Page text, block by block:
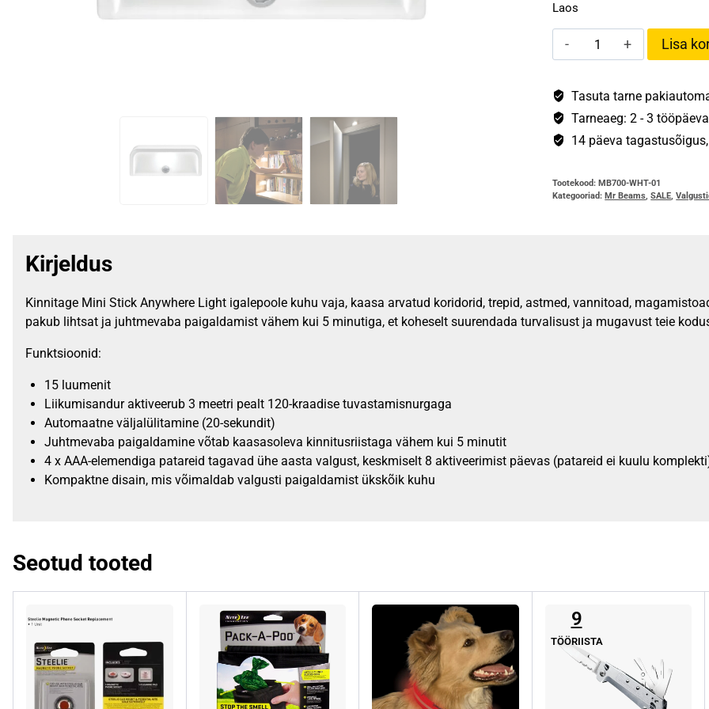
Laos
Mr
Beams®
Stick
Anywhere
Light
kogus
Lisa
Tasuta tarne
Tarneaeg: 2 - 3
14 päeva
Tootekood: MB700-WHT-01
Kategooriad: Mr Beams,SALE,
Kirjeldus
Kinnitage Mini Stick Anywhere Light igalepoole kuhu vaja, kaasa arvatud koridorid, trepid, astmed, vannitoad,
pakub lihtsat ja juhtmevaba paigaldamist vähem kui 5 minutiga, et koheselt suurendada turvalisust ja mugavust teie
Funktsioonid:
15 luumenit
Liikumisandur aktiveerub 3 meetri pealt 120-kraadise tuvastamisnurgaga
Automaatne väljalülitamine (20-sekundit)
Juhtmevaba paigaldamine võtab kaasasoleva kinnitusriistaga vähem kui 5 minutit
4 x AAA-elemendiga patareid tagavad ühe aasta valgust, keskmiselt 8 aktiveerimist päevas (patareid ei kuulu
Kompaktne disain, mis võimaldab valgusti paigaldamist ükskõik kuhu
Seotud tooted
9
TÖÖRIISTA